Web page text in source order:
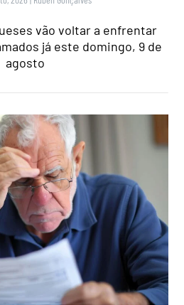
vão voltar a enfrentar
já este domingo, 9 de
agosto